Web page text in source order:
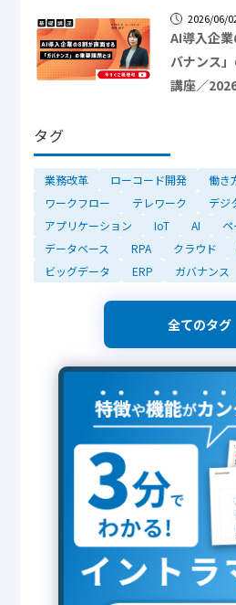
2026/06/
AI導入企
バナンス
講座／
タグ
業務改革 ローコード開発 働き
ワークフロー
テレワーク
デジ
アプリケーション
IoT AI
データベース
RPA クラウド
ビッグデータ
ERP ガバナンス
全てのタグ